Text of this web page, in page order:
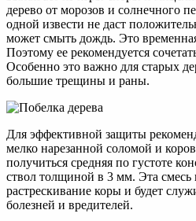
дерево от морозов и солнечного
одной извести не даст
может смыть дождь. Это
Поэтому ее рекомендуется
Особенно это важно для старых
большие трещины и раны.
Для эффективной защиты
мелко нарезанной соломой и
получиться средняя по густоте
ствол толщиной в 3 мм. Эта смесь
растрескивание коры и будет
болезней и вредителей.